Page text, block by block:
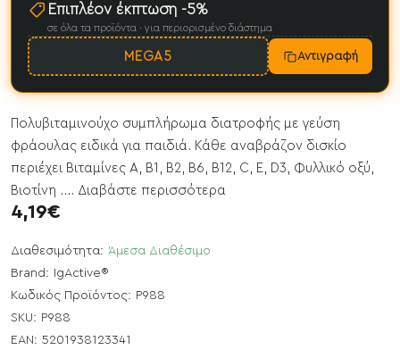
Διαθεσιμότητα: Άμεσα Διαθέσιμο
Brand:
IgActive®
Κωδικός Προϊόντος: P988
SKU: P988
EAN: 5201938123341
4,19€
Επιπλέον έκπτωση -5%
σε όλα τα προϊόντα · για περιορισμένο διάστημα
MEGA5 Αντιγραφή
Πολυβιταμινούχο συμπλήρωμα διατροφής με γεύση
φράουλας ειδικά για παιδιά. Κάθε αναβράζον δισκίο
περιέχει Βιταμίνες Α, Β1, Β2, Β6, Β12, C, E, D3, Φυλλικό οξύ,
Βιοτίνη .... Διαβάστε περισσότερα